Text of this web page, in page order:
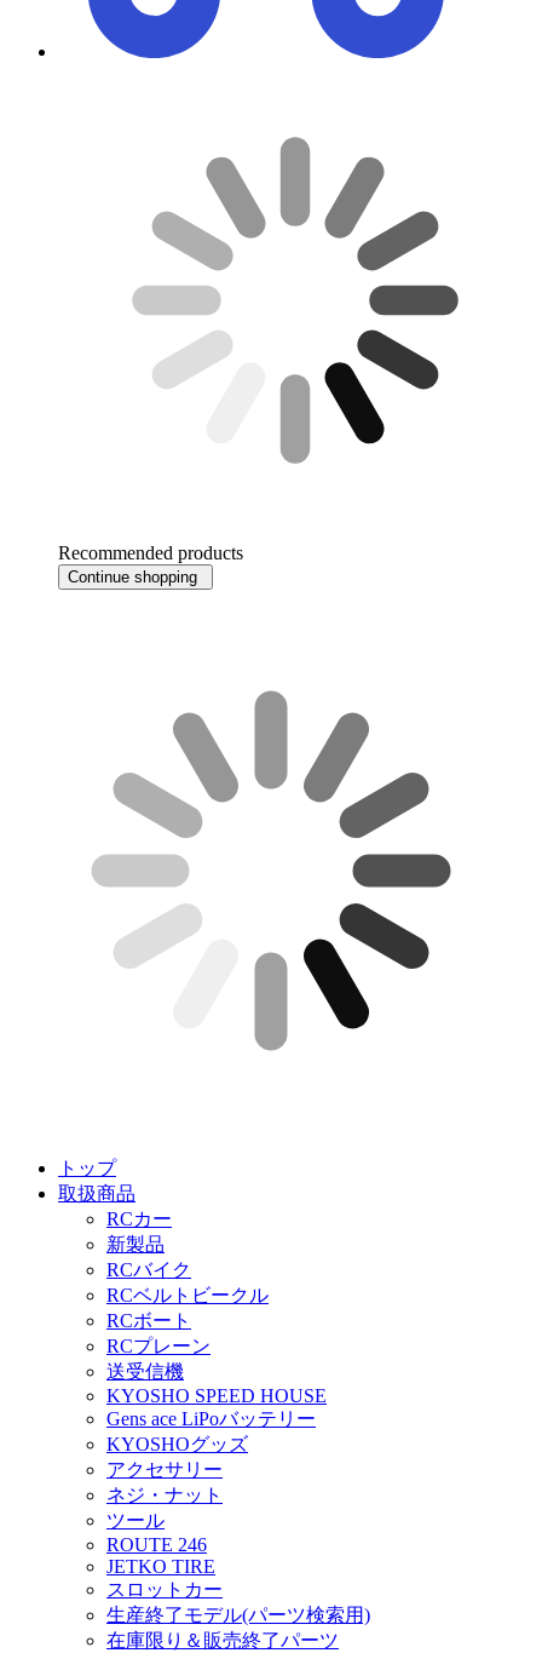
Recommended products
Continue shopping
トップ
取扱商品
RCカー
新製品
RCバイク
RCベルトビークル
RCボート
RCプレーン
送受信機
KYOSHO SPEED HOUSE
Gens ace LiPoバッテリー
KYOSHOグッズ
アクセサリー
ネジ・ナット
ツール
ROUTE 246
JETKO TIRE
スロットカー
生産終了モデル(パーツ検索用)
在庫限り＆販売終了パーツ